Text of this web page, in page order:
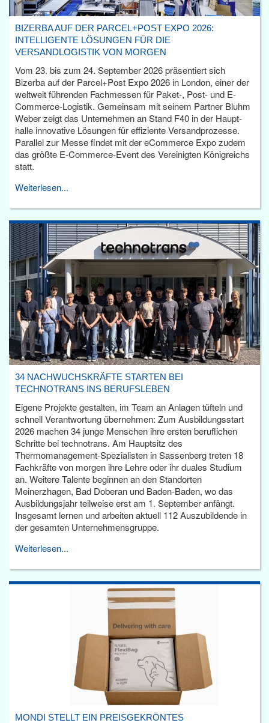
BIZERBA AUF DER PARCEL+POST EXPO 2026:
INTELLIGENTE LÖSUNGEN FÜR DIE
VERSANDLOGISTIK VON MORGEN
Vom 23. bis zum 24. September 2026 präsentiert sich
Bizerba auf der Parcel+Post Expo 2026 in London, einer der
weltweit führenden Fachmessen für Paket-, Post- und E-
Commerce-Logistik. Gemeinsam mit seinem Partner Bluhm
Weber zeigt das Unternehmen an Stand F40 in der Haupt­
halle innovative Lösungen für effiziente Versandprozesse.
Parallel zur Messe findet mit der eCommerce Expo zudem
das größte E-Commerce-Event des Vereinigten Königreichs
statt.
Weiterlesen...
34 NACHWUCHSKRÄFTE STARTEN BEI
TECHNOTRANS INS BERUFSLEBEN
Eigene Projekte gestalten, im Team an Anlagen tüfteln und
schnell Verantwortung übernehmen: Zum Ausbildungsstart
2026 machen 34 junge Menschen ihre ersten beruflichen
Schritte bei technotrans. Am Hauptsitz des
Thermomanagement-Spezialisten in Sassenberg treten 18
Fachkräfte von morgen ihre Lehre oder ihr duales Studium
an. Weitere Talente beginnen an den Standorten
Meinerzhagen, Bad Doberan und Baden-Baden, wo das
Ausbildungsjahr teilweise erst am 1. September anfängt.
Insgesamt lernen und arbeiten aktuell 112 Auszubildende in
der gesamten Unternehmensgruppe.
Weiterlesen...
MONDI STELLT EIN PREISGEKRÖNTES